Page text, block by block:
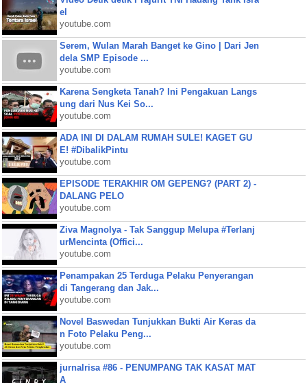
el
youtube.com
Serem, Wulan Marah Banget ke Gino | Dari Jen
dela SMP Episode ...
youtube.com
Karena Sengketa Tanah? Ini Pengakuan Langs
ung dari Nus Kei So...
youtube.com
ADA INI DI DALAM RUMAH SULE! KAGET GU
E! #DibalikPintu
youtube.com
EPISODE TERAKHIR OM GEPENG? (PART 2) -
DALANG PELO
youtube.com
Ziva Magnolya - Tak Sanggup Melupa #Terlanj
urMencinta (Offici...
youtube.com
Penampakan 25 Terduga Pelaku Penyerangan
di Tangerang dan Jak...
youtube.com
Novel Baswedan Tunjukkan Bukti Air Keras da
n Foto Pelaku Peng...
youtube.com
jurnalrisa #86 - PENUMPANG TAK KASAT MAT
A